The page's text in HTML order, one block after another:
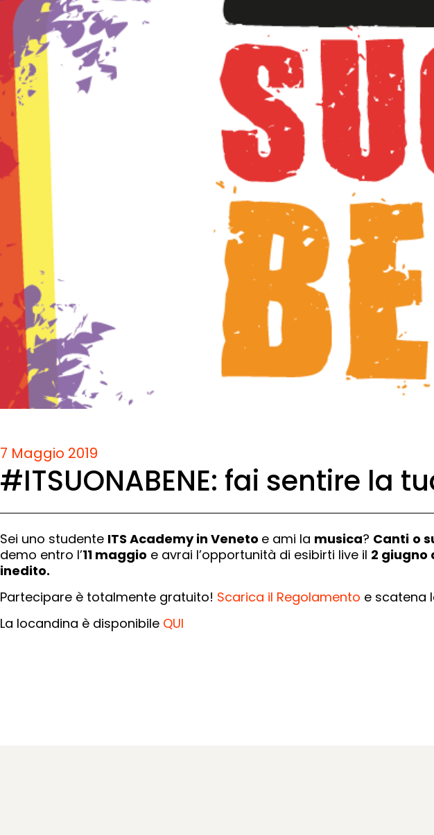
7 Maggio 2019
#ITSUONABENE: fai sentire la
Sei uno studente ITS Academy in Veneto e ami la musica? Canti o
demo entro l’11 maggio e avrai l’opportunità di esibirti live il 2 giugno
inedito.
Partecipare è totalmente gratuito! Scarica il Regolamento e scatena
La locandina è disponibile QUI